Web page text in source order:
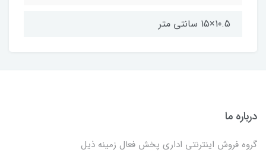
10.5×15 سانتی متر
درباره ما
گروه فروش اینترنتی اداری پخش فعال زمینه ذیل